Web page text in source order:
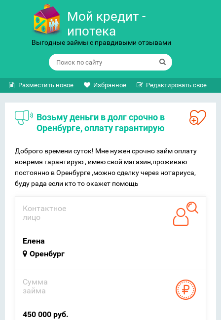
Мой кредит -
ипотека
Выгодные займы с правдивыми отзывами
Разместить новое Избранное Редактировать свое
Возьму деньги в долг срочно в
Оренбурге, оплату гарантирую
Доброго времени суток! Мне нужен срочно займ оплату
вовремя гарантирую , имею свой магазин,проживаю
постоянно в Оренбурге ,можно сделку через нотариуса,
буду рада если кто то окажет помощь
Контактное
лицо
Елена
Оренбург
Сумма
займа
450 000 руб.